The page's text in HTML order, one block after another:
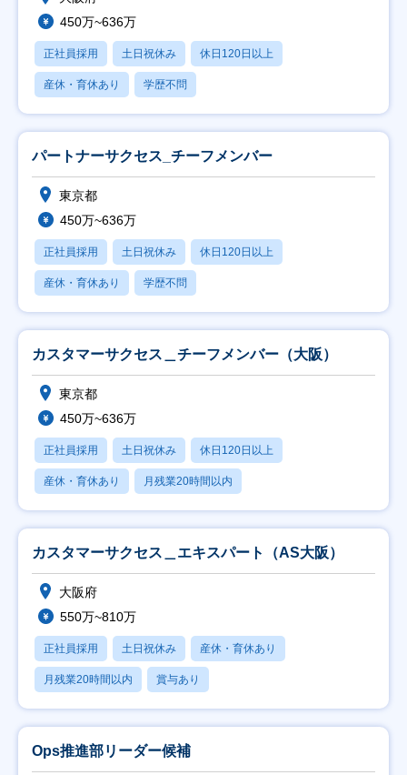
450万~636万
正社員採用 土日祝休み 休日120日以上
産休・育休あり 学歴不問
パートナーサクセス_チーフメンバー
東京都
450万~636万
正社員採用 土日祝休み 休日120日以上
産休・育休あり 学歴不問
カスタマーサクセス＿チーフメンバー（大阪）
東京都
450万~636万
正社員採用 土日祝休み 休日120日以上
産休・育休あり 月残業20時間以内
カスタマーサクセス＿エキスパート（AS大阪）
大阪府
550万~810万
正社員採用 土日祝休み 産休・育休あり
月残業20時間以内 賞与あり
Ops推進部リーダー候補